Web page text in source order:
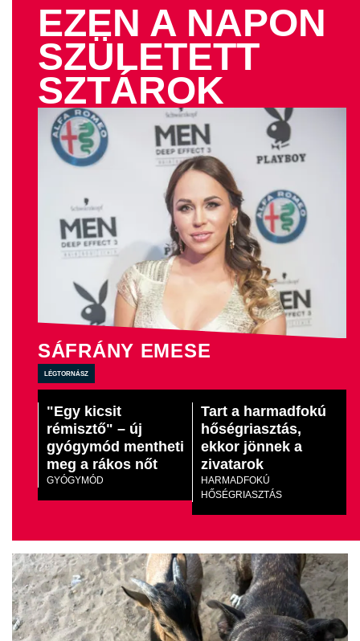
EZEN A NAPON
SZÜLETETT
SZTÁROK
SÁFRÁNY EMESE
légtornász
"Egy kicsit
rémisztő" – új
gyógymód mentheti
meg a rákos nőt
GYÓGYMÓD
Tart a harmadfokú
hőségriasztás,
ekkor jönnek a
zivatarok
HARMADFOKÚ
HŐSÉGRIASZTÁS